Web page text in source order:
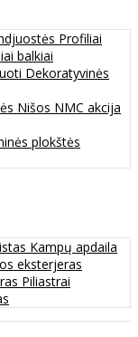
Profiliai
balkiai
Dekoratyvinės
Nišos NMC akcija
plokštės
Kampų apdaila
eksterjeras
Piliastrai